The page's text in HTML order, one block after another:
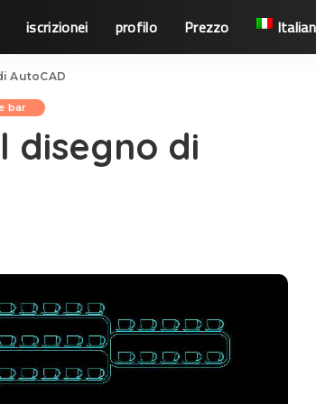
iscrizionei profilo Prezzo
AutoCAD
bar
disegno di